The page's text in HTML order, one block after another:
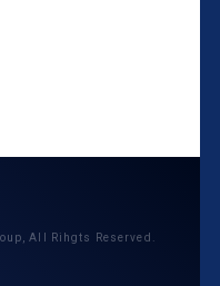
All Rihgts Reserved.